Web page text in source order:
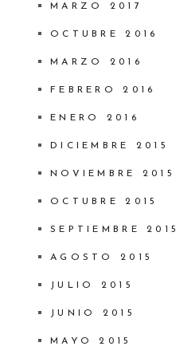
MARZO 2017
OCTUBRE 2016
MARZO 2016
FEBRERO 2016
ENERO 2016
DICIEMBRE 2015
NOVIEMBRE 2015
OCTUBRE 2015
SEPTIEMBRE 2015
AGOSTO 2015
JULIO 2015
JUNIO 2015
MAYO 2015